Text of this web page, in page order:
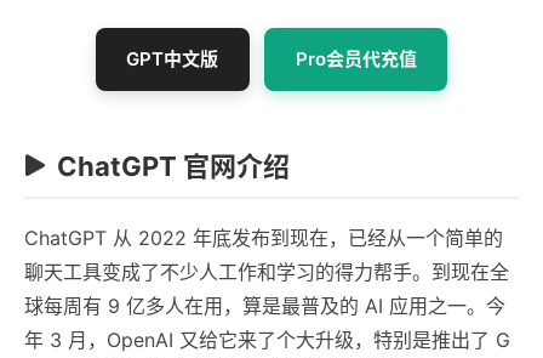
GPT中文版 Pro会员代充值
ChatGPT 官网介绍
ChatGPT 从 2022 年底发布到现在，已经从一个简单的
聊天工具变成了不少人工作和学习的得力帮手。到现在全
球每周有 9 亿多人在用，算是最普及的 AI 应用之一。今
年 3 月，OpenAI 又给它来了个大升级，特别是推出了 G